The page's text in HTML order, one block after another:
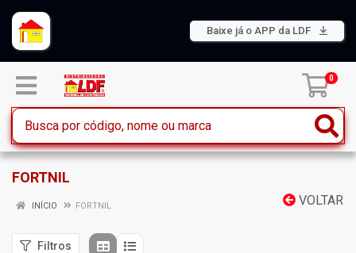
Baixe já o APP da LDF
0
FORTNIL
VOLTAR
INÍCIO FORTNIL
Filtros